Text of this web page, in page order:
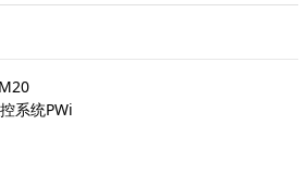
系统PWi